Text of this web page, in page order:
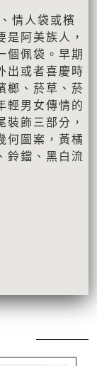
情人袋或檳
是阿美族人，
個佩袋。早期
出或者喜慶時
榔、菸草、菸
輕男女傳情的
裝飾三部分，
何圖案，黃橘
鈴鐺、黑白流